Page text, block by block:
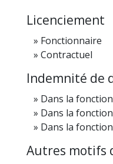
Licenciement
Fonctionnaire
Contractuel
Indemnité de
Dans la
Dans la
Dans la
Autres motifs